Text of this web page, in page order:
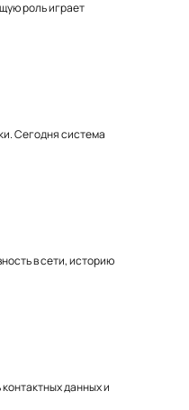
роль играет
Сегодня система
в сети, историю
данных и